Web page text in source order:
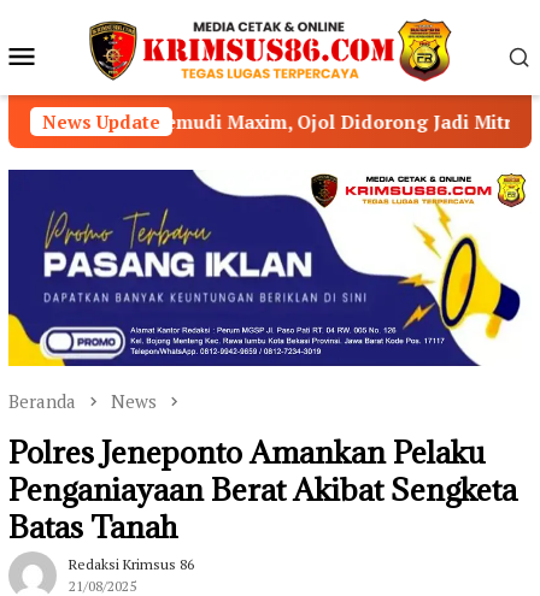
konten Menu
Mobile
News Update
Maxim, Ojol Didorong Jadi Mitra Strategis Kamtibmas
Beranda News
Polres Jeneponto Amankan Pelaku
Penganiayaan Berat Akibat Sengketa
Batas Tanah
Redaksi Krimsus 86
21/08/2025